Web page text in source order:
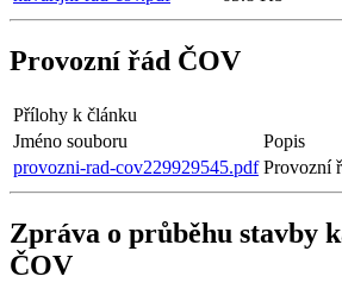
Provozní řád ČOV
Přílohy k článku
Jméno souboru
Popis
provozni-rad-cov229929545.pdf Provozní
Zpráva o průběhu stavby
ČOV